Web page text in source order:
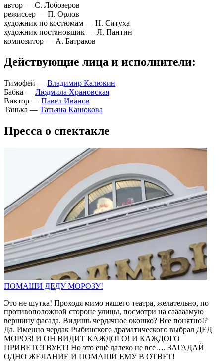
автор — С. Лобозеров
режиссер — П. Орлов
художник по костюмам — Н. Ситуха
художник постановщик — Л. Пантин
композитор — А. Батраков
Действующие лица и исполнители:
Тимофей — Владимир Калюкин
Бабка — Людмила Храновская
Виктор — Павел Иванов
Танька — Татьяна Канюкова
Пресса о спектакле
ПОМАШИ ДЕДУ МОРОЗУ!
Это не шутка! Проходя мимо нашего театра, желательно, по
противоположной стороне улицы, посмотри на сааааамую
вершину фасада. Видишь чердачное окошко? Все понятно!?
Да. Именно чердак Рыбинского драматического выбрал ДЕД
МОРОЗ! И ОН ВИДИТ КАЖДОГО! И КАЖДОГО
ПРИВЕТСТВУЕТ! Но это ещё далеко не все…. ЗАГАДАЙ
ОДНО ЖЕЛАНИЕ И ПОМАШИ ЕМУ В ОТВЕТ!